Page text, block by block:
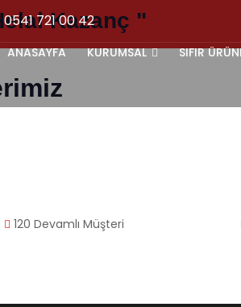
0541 721 00 42
ANASAYFA KURUMSAL SIFIR
Kazanç "
120 Devamlı Müşteri